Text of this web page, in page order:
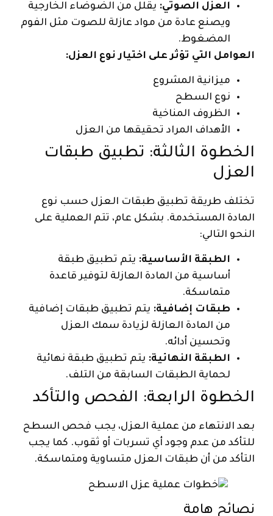
العزل الصوتي: يقلل من الضوضاء الخارجية
ويصنع عادة من مواد عازلة للصوت مثل الفوم
المضغوط.
العوامل التي تؤثر على اختيار نوع العزل:
ميزانية المشروع
نوع السطح
الظروف المناخية
الأهداف المراد تحقيقها من العزل
الخطوة الثالثة: تطبيق طبقات
العزل
تختلف طريقة تطبيق طبقات العزل حسب نوع
المادة المستخدمة. بشكل عام، تتم العملية على
النحو التالي:
الطبقة الأساسية: يتم تطبيق طبقة
أساسية من المادة العازلة لتوفير قاعدة
متماسكة.
طبقات إضافية: يتم تطبيق طبقات إضافية
من المادة العازلة لزيادة سمك العزل
وتحسين أدائه.
الطبقة النهائية: يتم تطبيق طبقة نهائية
لحماية الطبقات السابقة من التلف.
الخطوة الرابعة: الفحص والتأكد
بعد الانتهاء من عملية العزل، يجب فحص السطح
للتأكد من عدم وجود أي تسربات أو ثقوب. كما يجب
التأكد من أن طبقات العزل متساوية ومتماسكة.
نصائح هامة